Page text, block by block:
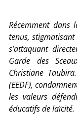
Récemment dans
tenus,
s’attaquant
Garde des
Christiane
(EEDF),
les valeurs
éducatifs de laïcité.